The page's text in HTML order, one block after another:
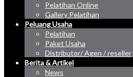
Pelatihan Online
Gallery Pelatihan
Peluang Usaha
Pelatihan
Paket Usaha
Distributor/ Agen / reseller
Berita & Artikel
News